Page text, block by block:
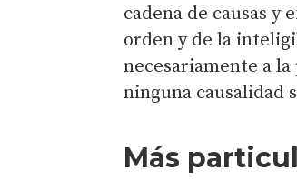
cadena de causas
orden y de la
necesariamente a
ninguna causalidad
Más